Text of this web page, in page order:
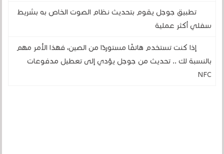
تطبيق جوجل يقوم بتحديث نظام الصوت الخاص به بشريط
سفلي أكثر عملية
إذا كنت تستخدم هاتفًا مستوردًا من الصين، فهذا الأمر مهم
بالنسبة لك .. تحديث من جوجل يؤدي إلى تعطيل مدفوعات
NFC